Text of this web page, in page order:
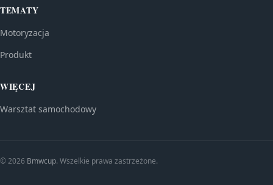
TEMATY
Motoryzacja
Produkt
WIĘCEJ
Warsztat samochodowy
© 2026 Bmwcup. Wszelkie prawa zastrzeżone.